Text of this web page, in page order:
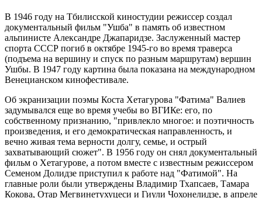
В 1946 году на Тбилисской киностудии режиссер создал
документальный фильм "Ушба" в память об известном
альпинисте Александре Джапаридзе. Заслуженный мастер
спорта СССР погиб в октябре 1945-го во время траверса
(подъема на вершину и спуск по разным маршрутам) вершин
Ушбы. В 1947 году картина была показана на международном
Венецианском кинофестивале.
Об экранизации поэмы Коста Хетагурова "Фатима" Валиев
задумывался еще во время учебы во ВГИКе: его, по
собственному признанию, "привлекло многое: и поэтичность
произведения, и его демократическая направленность, и
вечно живая тема верности долгу, семье, и острый
захватывающий сюжет". В 1956 году он снял документальный
фильм о Хетагурове, а потом вместе с известным режиссером
Семеном Долидзе приступил к работе над "Фатимой". На
главные роли были утверждены Владимир Тхапсаев, Тамара
Кокова, Отар Мегвинетухуцеси и Гиули Чохонелидзе, в апреле